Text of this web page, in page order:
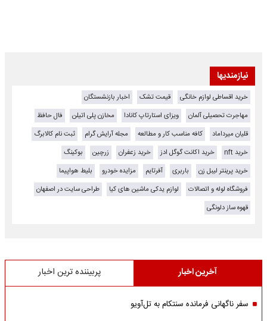
نیازمندیها
خرید اقساطی لوازم خانگی قیمت تشک
اخبار بازنشستگان
مهاجرت تحصیلی آلمان
ویزای استارتاپ کانادا مخازن پلی اتیلن
فال حافظ
قلیان میرداماد
کافه مناسب کار و مطالعه مجله آرایش گرام
ثبت نام کالابرگ
خرید nft
خرید اکانت گوگل ادز خرید زعفران زرچین
بوکینگ
خرید پرینتر لیبل زن
باربری آفرتایم مزایده خودرو
بلیط هواپیما
فروشگاه لوله و اتصالات
لوازم یدکی ماشین های کیا
طراحی سایت در اصفهان
قهوه ساز دلونگی
آخرین اخبار پربیننده ترین اخبار
سفر ناگهانی فرمانده سنتکام به تل‌آویو